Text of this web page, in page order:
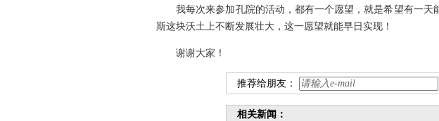
我每次来参加孔院的活动，都有一个愿望，就是希望有一天
斯这块沃土上不断发展壮大，这一愿望就能早日实现！
谢谢大家！
推荐给朋友：
相关新闻：